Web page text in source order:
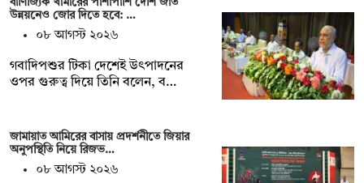
উন্নয়নেও জোর দিতে হবে: …
০৮ আগস্ট ২০২৬
গবাদিপশুর টিকা দেশেই উৎপাদনের
ওপর গুরুত্ব দিয়ে তিনি বলেন, ব…
জামায়াত আমিরের বাসায় প্রদর্শনীতে জিয়ার
অনুপস্থিতি নিয়ে রিজভ…
০৮ আগস্ট ২০২৬